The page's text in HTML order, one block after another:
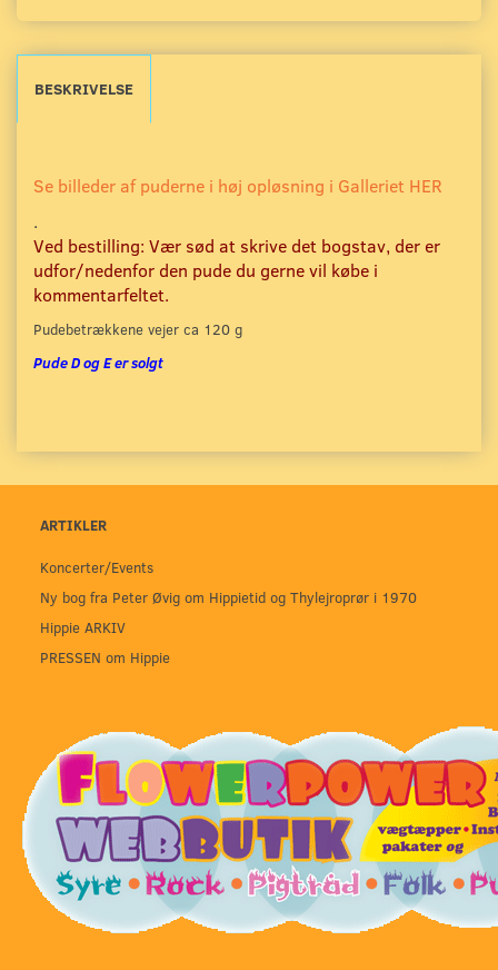
BESKRIVELSE
Se billeder af puderne i høj opløsning i Galleriet HER
.
Ved bestilling: Vær sød at skrive det bogstav, der er
udfor/nedenfor den pude du gerne vil købe i
kommentarfeltet.
Pudebetrækkene vejer ca 120 g
Pude D og E er solgt
ARTIKLER
Koncerter/Events
Ny bog fra Peter Øvig om Hippietid og Thylejroprør i 1970
Hippie ARKIV
PRESSEN om Hippie